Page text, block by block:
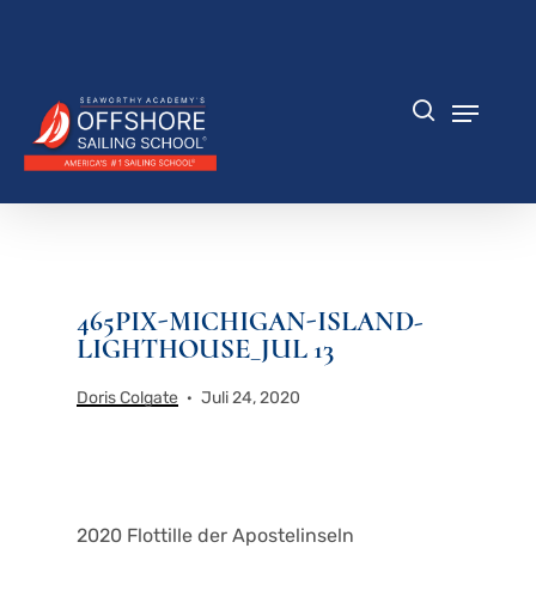
465PIX-MICHIGAN-ISLAND-
LIGHTHOUSE_JUL 13
Doris Colgate Juli 24, 2020
2020 Flottille der Apostelinseln